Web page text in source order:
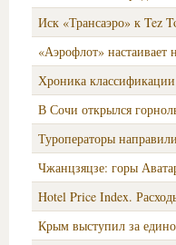
Иск «Трансаэро» к Tez
«Аэрофлот» настаивает
Хроника
В Сочи открылся
Туроператоры
Чжанцзяцзе: горы
Hotel Price Index.
Крым выступил за